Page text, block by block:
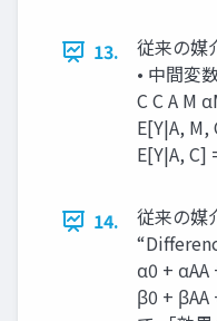
13.
従来の媒
• 中間変
C C A M
E[Y|A, M,
E[Y|A, C]
14.
従来の媒
α0 + αAA
β0 + βAA